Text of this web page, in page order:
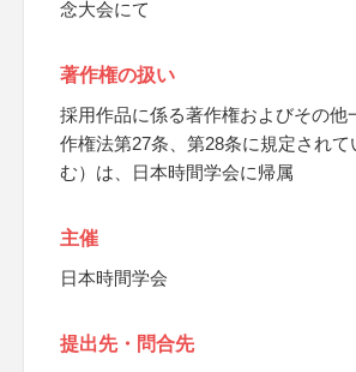
念大会にて
著作権の扱い
採用作品に係る著作権およびその他
作権法第27条、第28条に規定されて
む）は、日本時間学会に帰属
主催
日本時間学会
提出先・問合先